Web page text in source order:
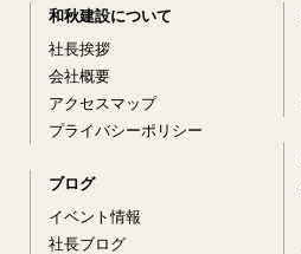
和秋建設について
社長挨拶
会社概要
アクセスマップ
プライバシーポリシー
ブログ
イベント情報
社長ブログ